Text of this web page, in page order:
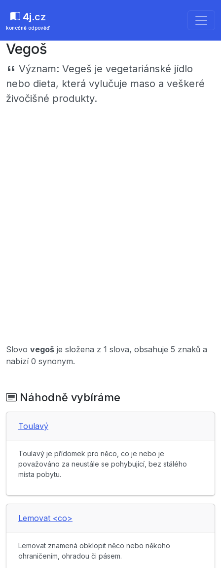
4j.cz
konečně odpověď
Vegoš
Význam: Vegeš je vegetariánské jídlo
nebo dieta, která vylučuje maso a veškeré
živočišné produkty.
Slovo vegoš je složena z 1 slova, obsahuje 5 znaků a
nabízí 0 synonym.
Náhodně vybíráme
Toulavý
Toulavý je přídomek pro něco, co je nebo je
považováno za neustále se pohybující, bez stálého
místa pobytu.
Lemovat <co>
Lemovat znamená obklopit něco nebo někoho
ohraničením, ohradou či pásem.